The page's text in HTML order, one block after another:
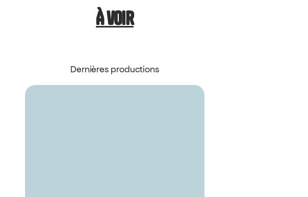
À voir
Dernières productions